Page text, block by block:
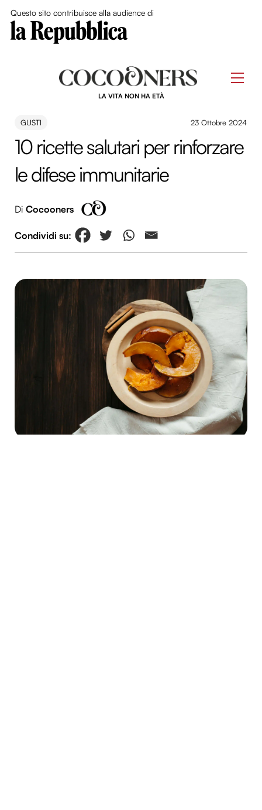
Questo sito contribuisce alla audience di
LA VITA NON HA ETÀ
GUSTI 23 Ottobre 2024
10 ricette salutari per rinforzare
le difese immunitarie
Di Cocooners